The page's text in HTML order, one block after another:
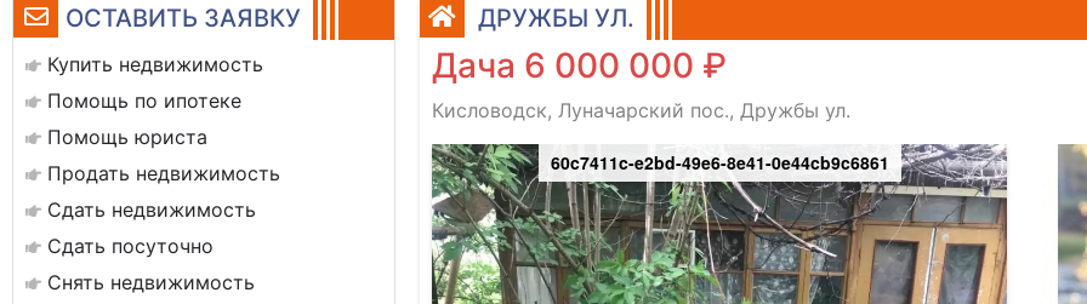
ОСТАВИТЬ ЗАЯВКУ
Купить недвижимость
Помощь по ипотеке
Помощь юриста
Продать недвижимость
Сдать недвижимость
Сдать посуточно
Снять недвижимость
ДРУЖБЫ УЛ.
Дача 6 000 000 ₽
Кисловодск, Луначарский пос., Дружбы ул.
60c7411c-e2bd-49e6-8e41-0e44cb9c6861
b15e-4488-9e00-461e1b3250f2